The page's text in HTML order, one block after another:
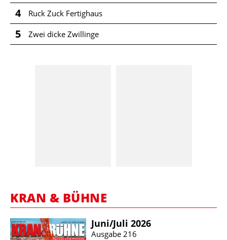
4 Ruck Zuck Fertighaus
5 Zwei dicke Zwillinge
KRAN & BÜHNE
Juni/​Juli 2026
Ausgabe 216